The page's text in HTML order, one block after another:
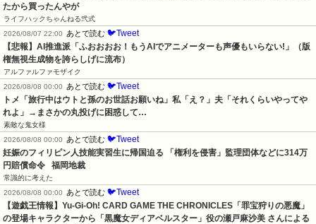
たから買ったんやが
ライフハックちゃんねる弐式
2026/08/07 22:00
あとで読む 🐦Tweet
【悲報】AI推進派「ふおおおお！もうAIでアニメーターも声優もいらない!」（版
権無視生成物を誇らしげに流布）
アルファルファモザイク
2026/08/08 00:00
あとで読む 🐦Tweet
トメ「旅行中はウトと孫のお世話お願いね」私「え？」夫「それくらいやってや
れよ」→まさかの丸投げに困惑して…
素敵な鬼女様
2026/08/08 00:00
あとで読む 🐦Tweet
妊娠のフィリピン人技能実習生に帰国迫る 「権利を侵害」監理団体などに314万
円賠償命令   福岡地裁
常識的に考えた
2026/08/08 00:00
あとで読む 🐦Tweet
【遊戯王情報】Yu-Gi-Oh! CARD GAME THE CHRONICLES「罪宝狩りの悪魔」
の登場キャラクターから「黒魔女ディアベルスター」役の瀬戸麻沙美 さんによる